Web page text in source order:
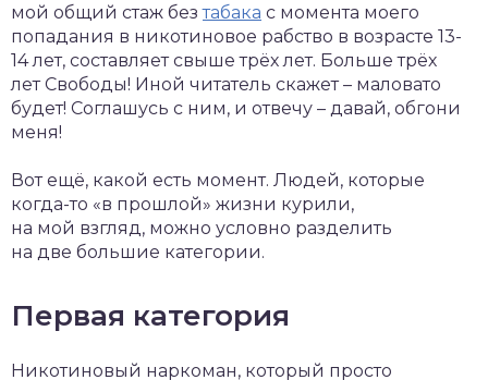
мой общий стаж безтабака с момента моего
попадания в никотиновое рабство в возрасте 13-
14 лет, составляет свыше трёх лет. Больше трёх
лет Свободы! Иной читатель скажет – маловато
будет! Соглашусь с ним, и отвечу – давай, обгони
меня!
Вот ещё, какой есть момент. Людей, которые
когда-то «в прошлой» жизни курили,
на мой взгляд, можно условно разделить
на две большие категории.
Первая категория
Никотиновый наркоман, который просто